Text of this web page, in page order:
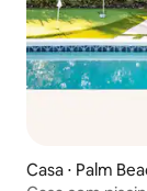
Casa ⋅ Palm